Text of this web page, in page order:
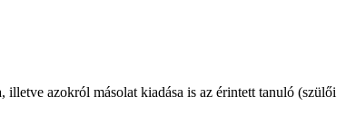
illetve azokról másolat kiadása is az érintett tanuló (szülői